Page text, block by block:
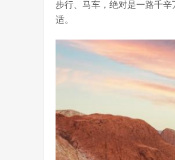
步行、马车，绝对是一路千
适。